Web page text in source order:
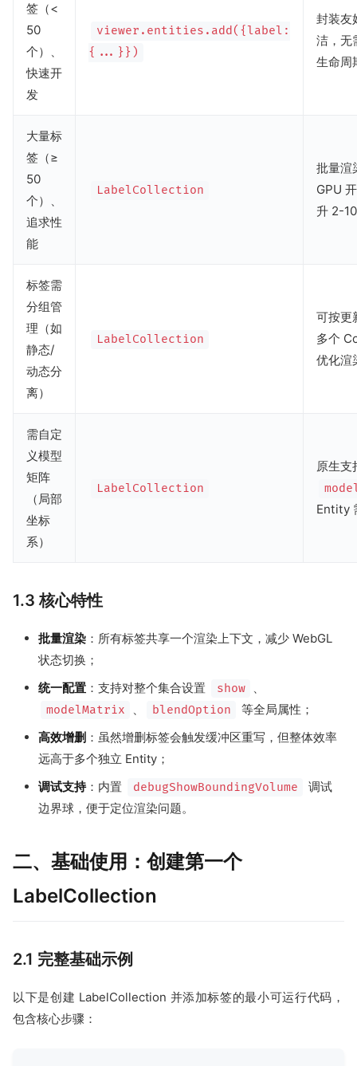
签（<
50
个）、
快速开
发
viewer.entities.add({label:
{...}})
封装友
洁，无
生命周
大量标
签（≥
50
个）、
追求性
能
LabelCollection
批量渲
GPU
升 2-
标签需
分组管
理（如
静态/
动态分
离）
LabelCollection
可按更
多个
优化渲
需自定
义模型
矩阵
（局部
坐标
系）
LabelCollection
原生支
Entity
1.3 核心特性
批量渲染 ：所有标签共享一个渲染上下文，减少 WebGL
状态切换；
统一配置 ：支持对整个集合设置 show 、
modelMatrix 、 blendOption
等全局属性；
高效增删 ：虽然增删标签会触发缓冲区重写，但整体效率
远高于多个独立 Entity；
调试支持：内置 debugShowBoundingVolume
调试
边界球，便于定位渲染问题。
二、基础使用：创建第一个
LabelCollection
2.1 完整基础示例
以下是创建 LabelCollection 并添加标签的最小可运行代码，
包含核心步骤：